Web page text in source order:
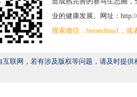
业的健康发展。网址：http://
搜索微信：horsechina1，
互联网，若有涉及版权等问题，请及时提